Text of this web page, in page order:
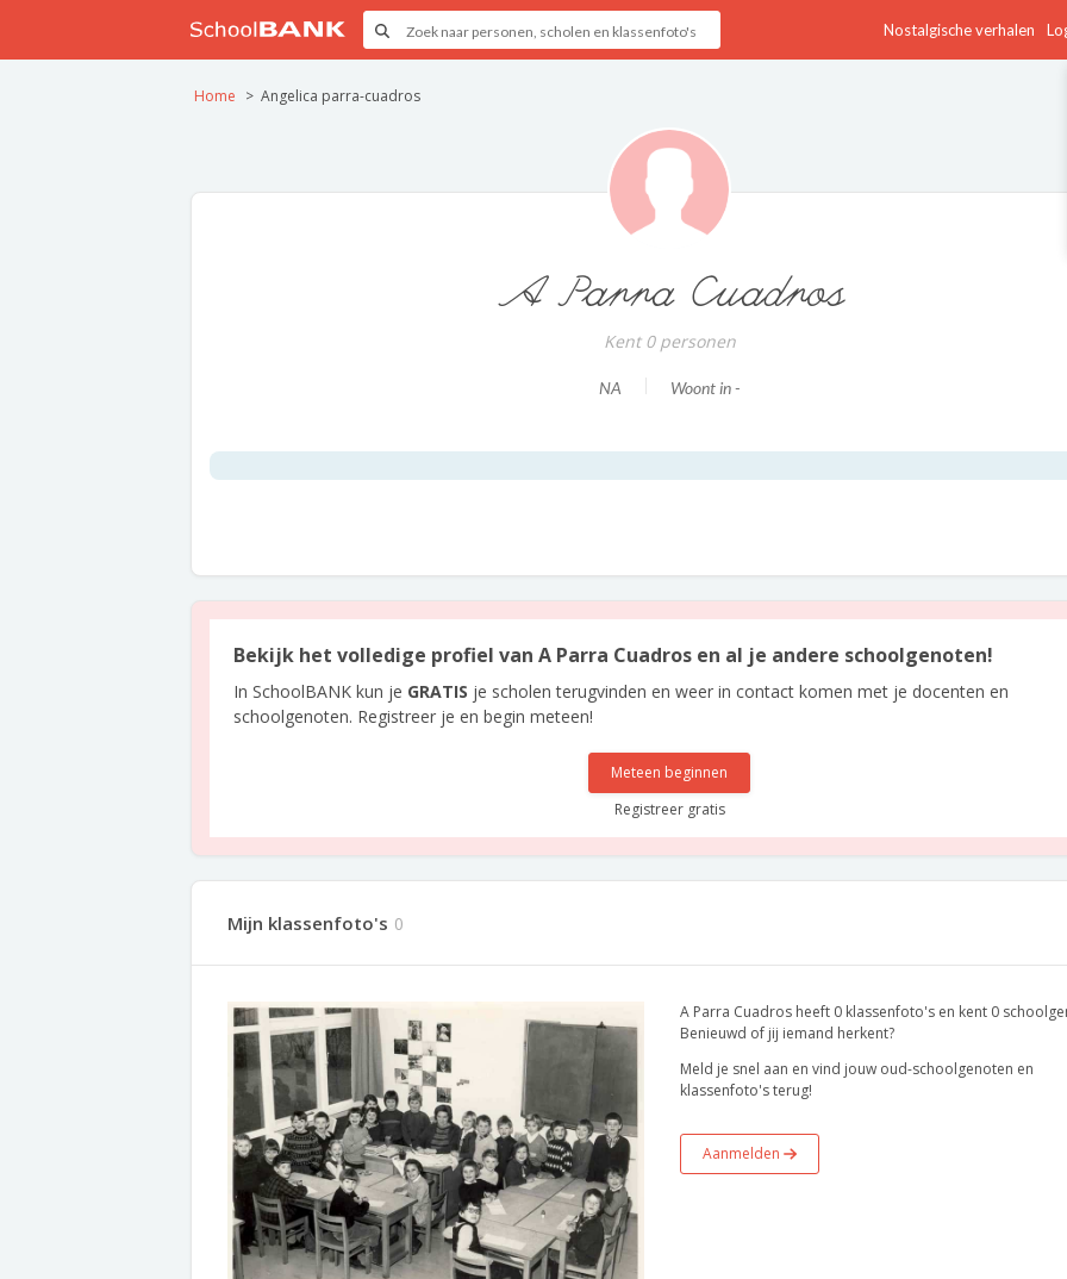
Nostalgische verhalen
Home Angelica parra-cuadros
A Parra Cuadros
Kent 0 personen
NA Woont in -
Bekijk het volledige profiel van A Parra Cuadros en al je andere schoolgenoten!
In SchoolBANK kun je GRATIS je scholen terugvinden en weer in contact komen met je docenten en
schoolgenoten. Registreer je en begin meteen!
Meteen beginnen
Registreer gratis
Mijn klassenfoto's 0
A Parra Cuadros heeft 0 klassenfoto's en kent 0
Benieuwd of jij iemand herkent?
Meld je snel aan en vind jouw oud-schoolgenoten en
klassenfoto's terug!
Aanmelden